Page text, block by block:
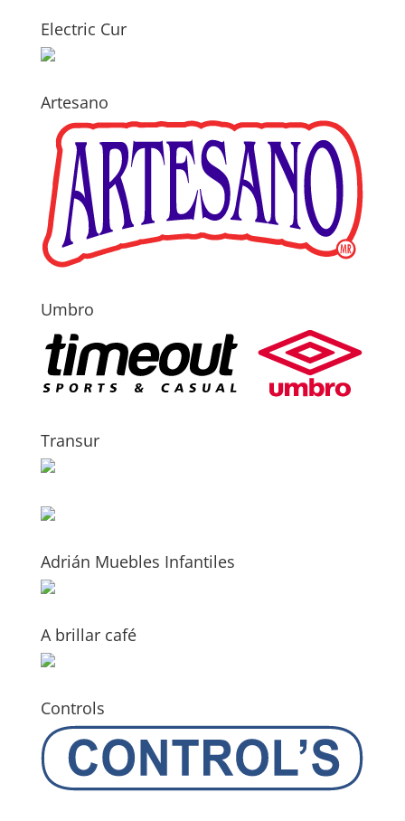
Electric Cur
Artesano
Umbro
Transur
Adrián Muebles Infantiles
A brillar café
Controls